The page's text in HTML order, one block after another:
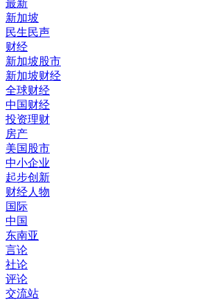
最新
新加坡
民生民声
财经
新加坡股市
新加坡财经
全球财经
中国财经
投资理财
房产
美国股市
中小企业
起步创新
财经人物
国际
中国
东南亚
言论
社论
评论
交流站